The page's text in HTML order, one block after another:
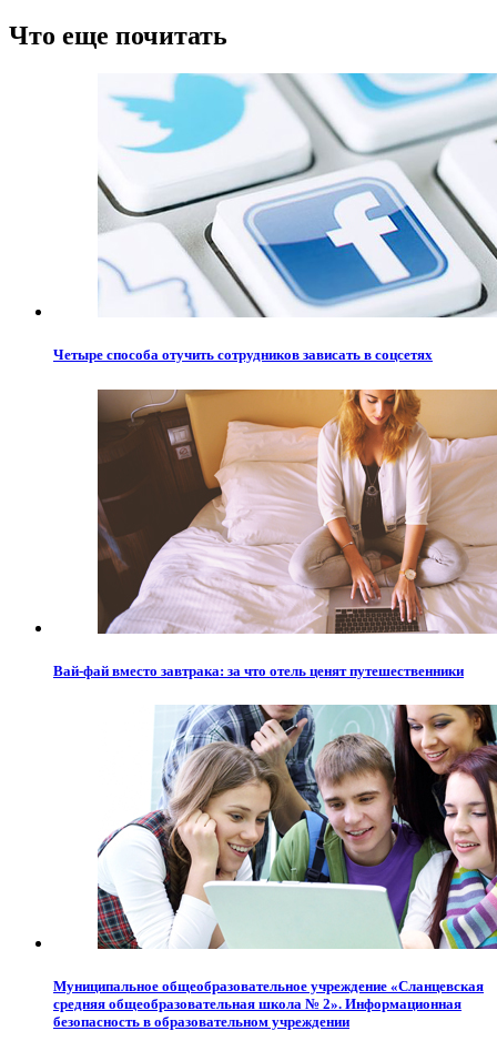
Что еще почитать
Четыре способа отучить сотрудников зависать в соцсетях
Вай-фай вместо завтрака: за что отель ценят путешественники
Муниципальное общеобразовательное учреждение «Сланцевская
средняя общеобразовательная школа № 2». Информационная
безопасность в образовательном учреждении